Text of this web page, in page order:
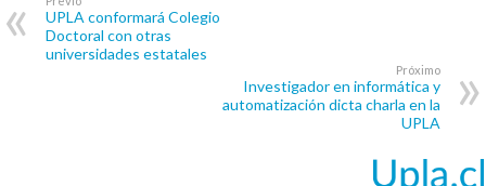
UPLA conformará Colegio
Doctoral con otras
universidades estatales
Próximo
Investigador en informática y
automatización dicta charla en la
UPLA